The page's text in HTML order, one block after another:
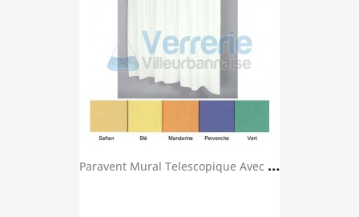
P
Aravent Mural Telescopique Avec Toile TREVIRA ...